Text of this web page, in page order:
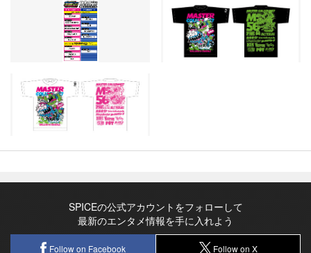
SPICEの公式アカウントをフォローして
最新のエンタメ情報を手に入れよう
Follow on Facebook Follow on X